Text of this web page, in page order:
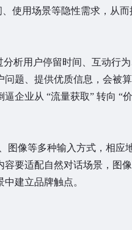
使用场景等隐性需求，从而
析用户停留时间、互动行
题、提供优质信息，会被
企业从 “流量获取” 转向 “价
图像等多种输入方式，相应
要适配自然对话场景，图
建立品牌触点。